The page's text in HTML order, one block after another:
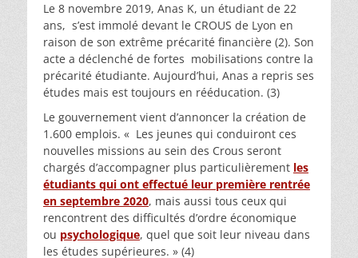
Le 8 novembre 2019, Anas K, un étudiant de 22
ans, s’est immolé devant le CROUS de Lyon en
raison de son extrême précarité financière (2). Son
acte a déclenché de fortes mobilisations contre la
précarité étudiante. Aujourd’hui, Anas a repris ses
études mais est toujours en rééducation. (3)
Le gouvernement vient d’annoncer la création de
1.600 emplois. « Les jeunes qui conduiront ces
nouvelles missions au sein des Crous seront
chargés d’accompagner plus particulièrement les
étudiants qui ont effectué leur première rentrée
en septembre 2020, mais aussi tous ceux qui
rencontrent des difficultés d’ordre économique
ou psychologique, quel que soit leur niveau dans
les études supérieures. » (4)